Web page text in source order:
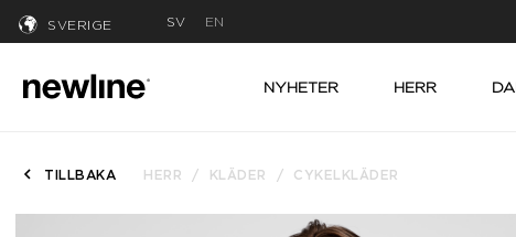
SVERIGE SV EN
NYHETER HERR
TILLBAKA HERR KLÄDER CYKELKLÄDER